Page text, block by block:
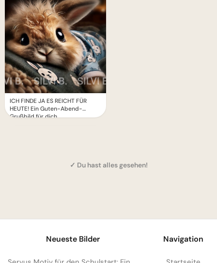
ICH FINDE JA ES REICHT FÜR
HEUTE! Ein Guten-Abend-
Grußbild für dich
✓ Du hast alles gesehen!
Neueste Bilder Navigation